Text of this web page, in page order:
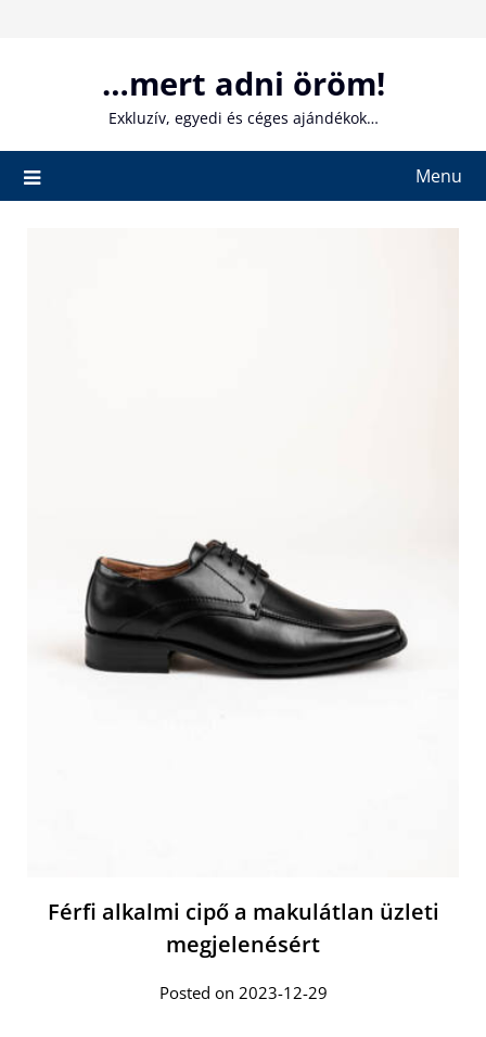
…mert adni öröm!
Exkluzív, egyedi és céges ajándékok…
Menu
Férfi alkalmi cipő a makulátlan üzleti
megjelenésért
Posted on 2023-12-29